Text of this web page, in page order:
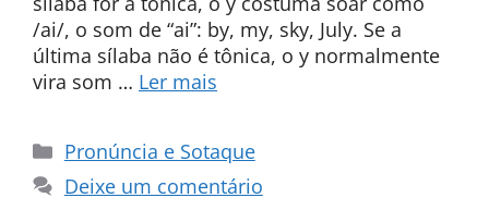
/ai/, o som de “ai”: by, my, sky, July. Se a
última sílaba não é tônica, o y normalmente
vira som … Ler mais
Categorias
Pronúncia e Sotaque
Deixe um comentário